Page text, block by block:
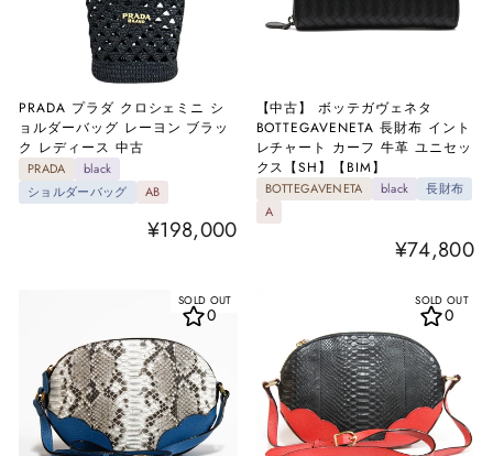
PRADA プラダ クロシェミニ シ
ョルダーバッグ レーヨン ブラッ
ク レディース 中古
PRADA
black
ショルダーバッグ
AB
¥198,000
【中古】 ボッテガヴェネタ
BOTTEGAVENETA 長財布 イント
レチャート カーフ 牛革 ユニセッ
クス【SH】【BIM】
BOTTEGAVENETA black
長財布
A
¥74,800
SOLD OUT
0
SOLD OUT
0